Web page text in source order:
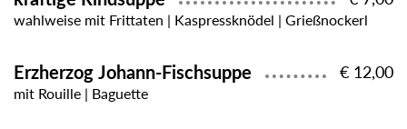
wahlweise mit Frittaten | Kaspressknödel | Grießnockerl
Erzherzog Johann-Fischsuppe € 12,00
mit Rouille | Baguette